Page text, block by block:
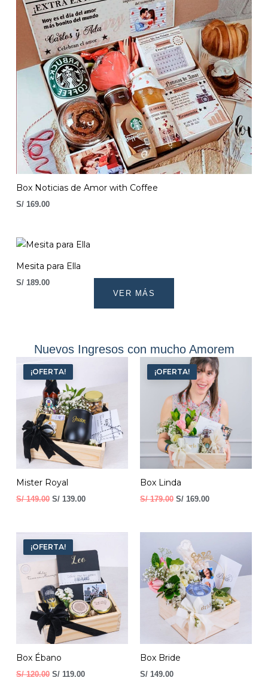
Box Noticias de Amor with Coffee
S/169.00
Mesita para Ella
S/189.00
VER MÁS
Nuevos Ingresos con mucho Amorem
¡OFERTA!
Mister Royal
S/149.00
precio
original
era:
S/ 149.00.
S/139.00
es:
S/ 139.00.
¡OFERTA!
Box Linda
S/179.00
precio
original
era:
S/ 179.00.
S/ 169.00
El
precio
actual
es:
S/ 169.00.
¡OFERTA!
Box Ébano
S/120.00
precio
original
era:
S/ 120.00.
S/119.00
actual
es:
S/ 119.00.
Box Bride
S/ 149.00